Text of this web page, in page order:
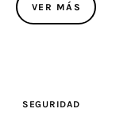
VER MÁS
SEGURIDAD